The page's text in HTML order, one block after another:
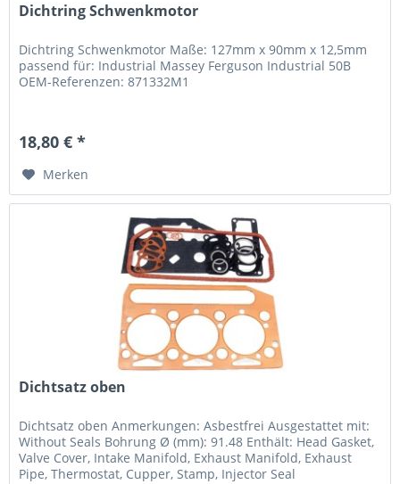
Dichtring Schwenkmotor
Dichtring Schwenkmotor Maße: 127mm x 90mm x 12,5mm
passend für: Industrial Massey Ferguson Industrial 50B
OEM-Referenzen: 871332M1
18,80 € *
Merken
Dichtsatz oben
Dichtsatz oben Anmerkungen: Asbestfrei Ausgestattet mit:
Without Seals Bohrung Ø (mm): 91.48 Enthält: Head Gasket,
Valve Cover, Intake Manifold, Exhaust Manifold, Exhaust
Pipe, Thermostat, Cupper, Stamp, Injector Seal